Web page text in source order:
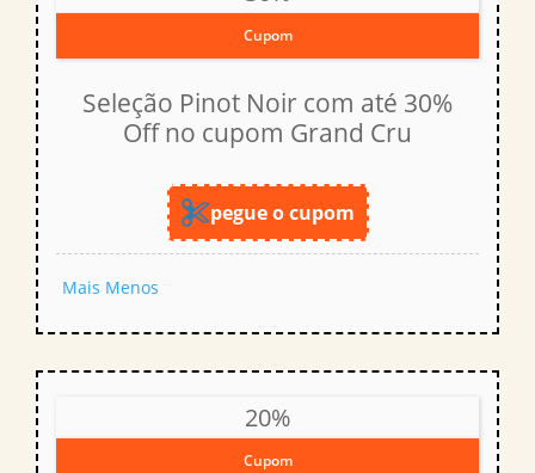
Cupom
Seleção Pinot Noir com até 30%
Off no cupom Grand Cru
pegue o cupom
Mais Menos
20%
Cupom